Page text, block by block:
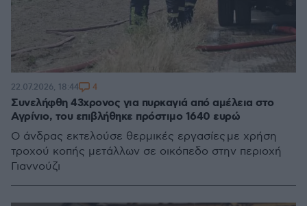
Συνελήφθη 43χρονος για πυρκαγιά από αμέλεια στο
Αγρίνιο, του επιβλήθηκε πρόστιμο 1640 ευρώ
Ο άνδρας εκτελούσε θερμικές εργασίες με χρήση
τροχού κοπής μετάλλων σε οικόπεδο στην περιοχή
Γιαννούζι
22.07.2026, 18:44 4